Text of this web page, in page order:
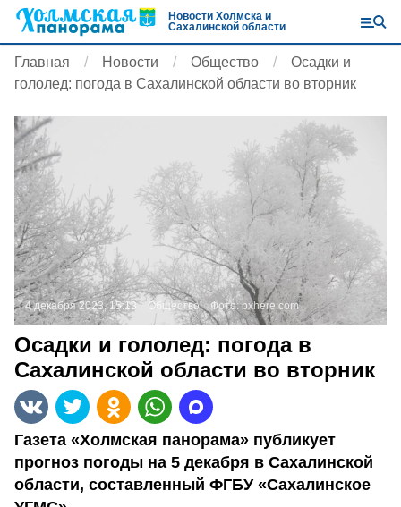
Новости Холмска и
Сахалинской области
Главная Новости Общество
Осадки и
гололед: погода в Сахалинской области во вторник
4 декабря 2023, 15:13 Общество Фото:pxhere.com
Осадки и гололед: погода в
Сахалинской области во вторник
Газета «Холмская панорама» публикует
прогноз погоды на 5 декабря в Сахалинской
области, составленный ФГБУ «Сахалинское